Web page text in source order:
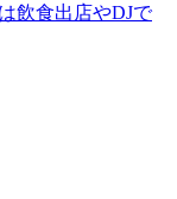
飲食出店やDJで